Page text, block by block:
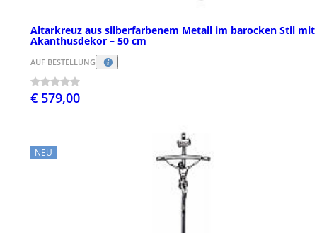
Altarkreuz aus silberfarbenem Metall im barocken Stil mit
Akanthusdekor – 50 cm
AUF BESTELLUNG
€ 579,00
NEU